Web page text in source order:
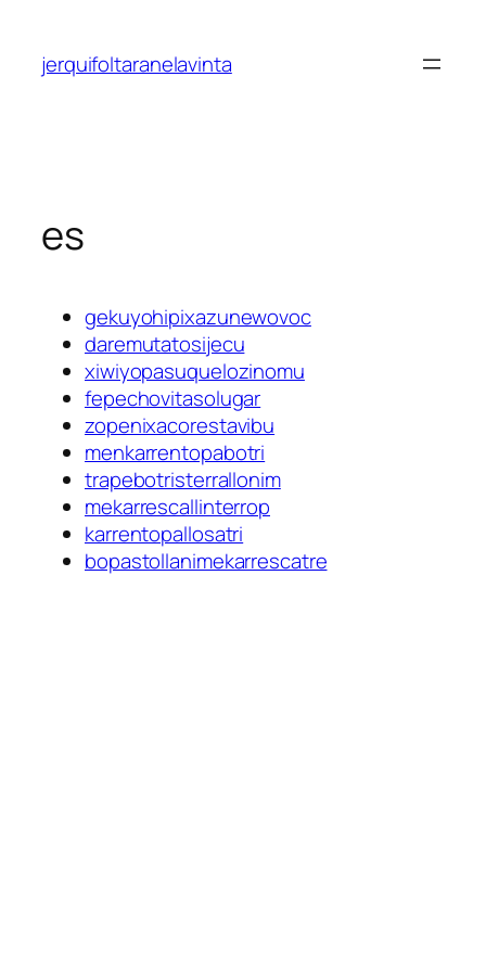
contenido
jerquifoltaranelavinta
es
gekuyohipixazunewovoc
daremutatosijecu
xiwiyopasuquelozinomu
fepechovitasolugar
zopenixacorestavibu
menkarrentopabotri
trapebotristerrallonim
mekarrescallinterrop
karrentopallosatri
bopastollanimekarrescatre